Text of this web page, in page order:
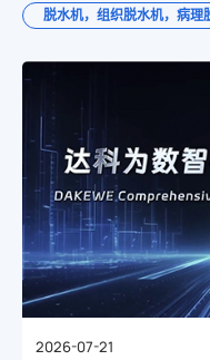
脱水机，组织脱水机，病
2026-07-21